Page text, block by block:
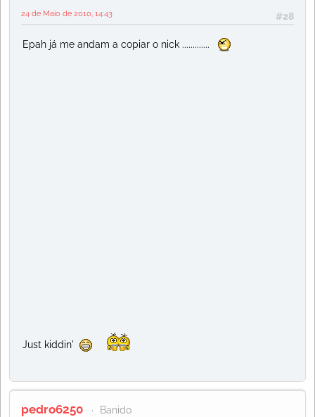
#28
24 de Maio de 2010, 14:43
Epah já me andam a copiar o nick .............
Just kiddin'
pedro6250 Banido